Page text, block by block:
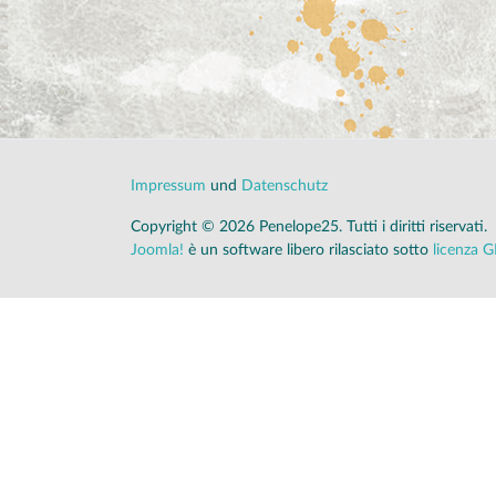
Impressum und Datenschutz
Copyright © 2026 Penelope25. Tutti i diritti riservati.
Joomla! è un software libero rilasciato sotto licenza